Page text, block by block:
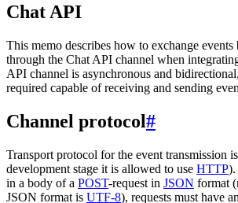
Chat API
This memo describes how to exchange events
through the Chat API channel when
API channel is asynchronous and
required capable of receiving and sending
Channel protocol#
Transport protocol for the event transmission is
development stage it is allowed to use HTTP).
in a body of a POST-request in JSON format
JSON format is UTF-8), requests must have